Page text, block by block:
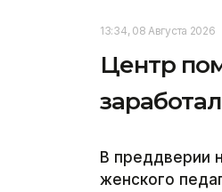
13:34, 08 Августа 2026
Центр
В преддверии
женского